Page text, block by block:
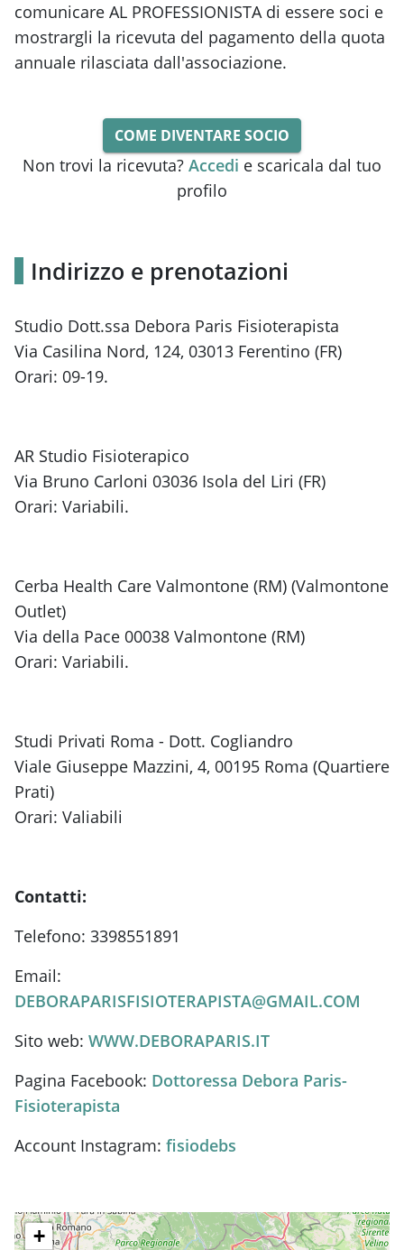
comunicare AL PROFESSIONISTA di essere soci e
mostrargli la ricevuta del pagamento della quota
annuale rilasciata dall'associazione.
COME DIVENTARE SOCIO
Non trovi la ricevuta? Accedi e scaricala dal tuo
profilo
Indirizzo e prenotazioni
Studio Dott.ssa Debora Paris Fisioterapista
Via Casilina Nord, 124, 03013 Ferentino (FR)
Orari: 09-19.
AR Studio Fisioterapico
Via Bruno Carloni 03036 Isola del Liri (FR)
Orari: Variabili.
Cerba Health Care Valmontone (RM) (Valmontone
Outlet)
Via della Pace 00038 Valmontone (RM)
Orari: Variabili.
Studi Privati Roma - Dott. Cogliandro
Viale Giuseppe Mazzini, 4, 00195 Roma (Quartiere
Prati)
Orari: Valiabili
Contatti:
Telefono: 3398551891
Email:
DEBORAPARISFISIOTERAPISTA@GMAIL.COM
Sito web: WWW.DEBORAPARIS.IT
Pagina Facebook: Dottoressa Debora Paris-
Fisioterapista
Account Instagram: fisiodebs
+